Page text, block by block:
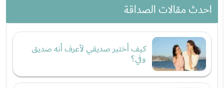
احدث مقالات الصداقة
كيف أختبر صديقي لأعرف أنه صديق
وفي؟